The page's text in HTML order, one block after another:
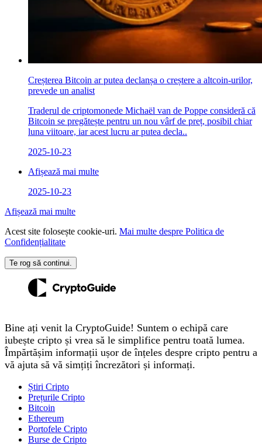
Creșterea Bitcoin ar putea declanșa o creștere a altcoin-urilor,
prevede un analist
Traderul de criptomonede Michaël van de Poppe consideră că
Bitcoin se pregătește pentru un nou vârf de preț, posibil chiar
luna viitoare, iar acest lucru ar putea decla..
2025-10-23
Afișează mai multe
2025-10-23
Afișează mai multe
Acest site folosește cookie-uri. Mai multe despre Politica de
Confidențialitate
Te rog să continui.
Bine ați venit la CryptoGuide! Suntem o echipă care
iubește cripto și vrea să le simplifice pentru toată lumea.
Împărtășim informații ușor de înțeles despre cripto pentru a
vă ajuta să vă simțiți încrezători și informați.
Știri Cripto
Prețurile Cripto
Bitcoin
Ethereum
Portofele Cripto
Burse de Cripto